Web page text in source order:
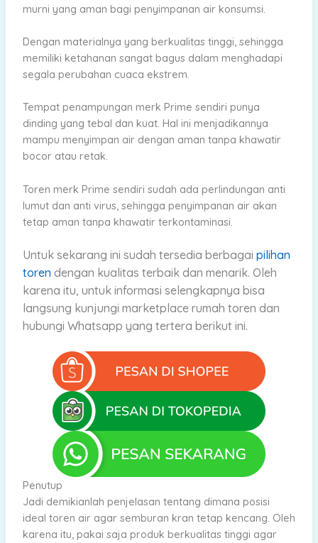
murni yang aman bagi penyimpanan air konsumsi.
Dengan materialnya yang berkualitas tinggi, sehingga
memiliki ketahanan sangat bagus dalam menghadapi
segala perubahan cuaca ekstrem.
Tempat penampungan merk Prime sendiri punya
dinding yang tebal dan kuat. Hal ini menjadikannya
mampu menyimpan air dengan aman tanpa khawatir
bocor atau retak.
Toren merk Prime sendiri sudah ada perlindungan anti
lumut dan anti virus, sehingga penyimpanan air akan
tetap aman tanpa khawatir terkontaminasi.
Untuk sekarang ini sudah tersedia berbagai pilihan
toren dengan kualitas terbaik dan menarik. Oleh
karena itu, untuk informasi selengkapnya bisa
langsung kunjungi marketplace rumah toren dan
hubungi Whatsapp yang tertera berikut ini.
Penutup
Jadi demikianlah penjelasan tentang dimana posisi
ideal toren air agar semburan kran tetap kencang. Oleh
karena itu, pakai saja produk berkualitas tinggi agar